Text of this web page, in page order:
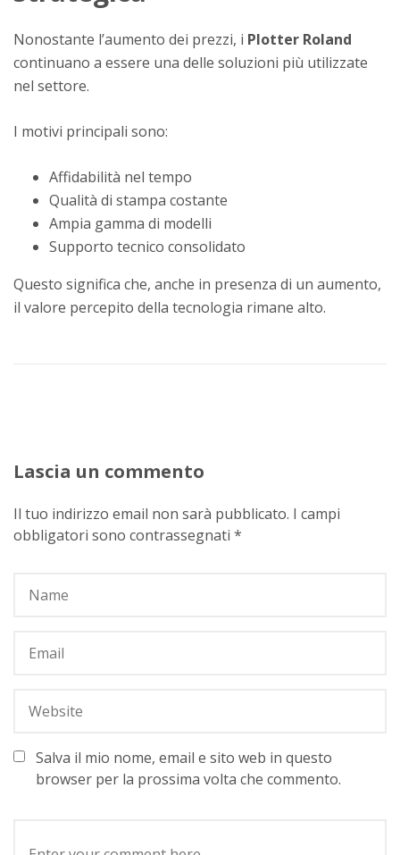
Nonostante l’aumento dei prezzi, i Plotter Roland
continuano a essere una delle soluzioni più utilizzate
nel settore.
I motivi principali sono:
Affidabilità nel tempo
Qualità di stampa costante
Ampia gamma di modelli
Supporto tecnico consolidato
Questo significa che, anche in presenza di un aumento,
il valore percepito della tecnologia rimane alto.
Lascia un commento
Il tuo indirizzo email non sarà pubblicato. I campi
obbligatori sono contrassegnati *
Salva il mio nome, email e sito web in questo
browser per la prossima volta che commento.